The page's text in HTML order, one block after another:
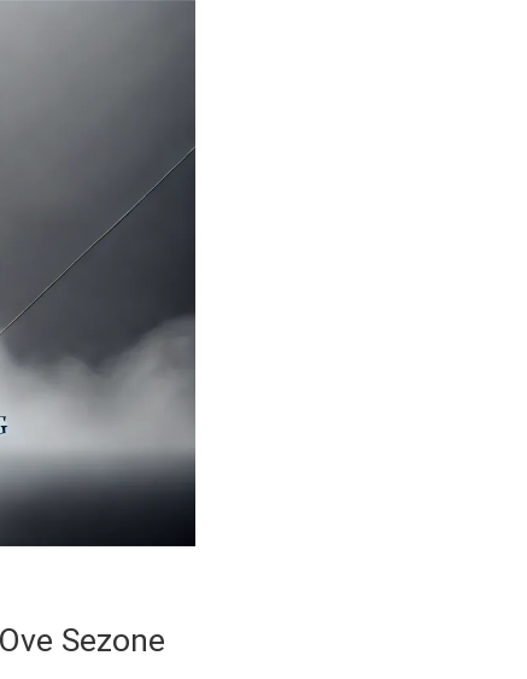
Sezone